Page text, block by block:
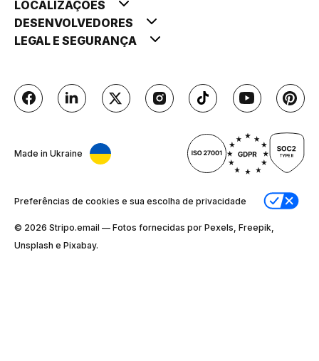
LOCALIZAÇÕES
DESENVOLVEDORES
LEGAL E SEGURANÇA
Made in Ukraine
Preferências de cookies e sua escolha de privacidade
© 2026 Stripо.email — Fotos fornecidas por Pexels, Freepik,
Unsplash e Pixabay.